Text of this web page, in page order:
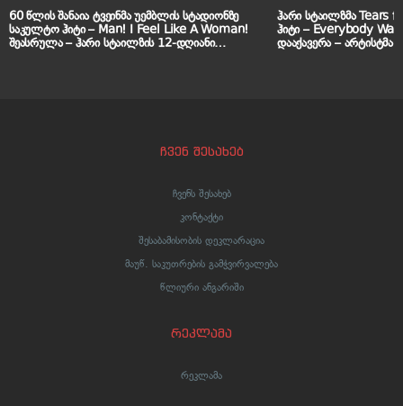
60 წლის შანაია ტვეინმა უემბლის სტადიონზე
საკულტო ჰიტი – Man! I Feel Like A Woman!
შეასრულა – ჰარი სტაილზის 12-დღიანი
ჰარი სტაილზმა Tears
ჰიტი – Everybody
დააქავერა – არტისტმა
ჩვენ შესახებ
ჩვენს შესახებ
კონტაქტი
შესაბამისობის დეკლარაცია
მაუწ. საკუთრების გამჭვირვალება
წლიური ანგარიში
რეკლამა
რეკლამა